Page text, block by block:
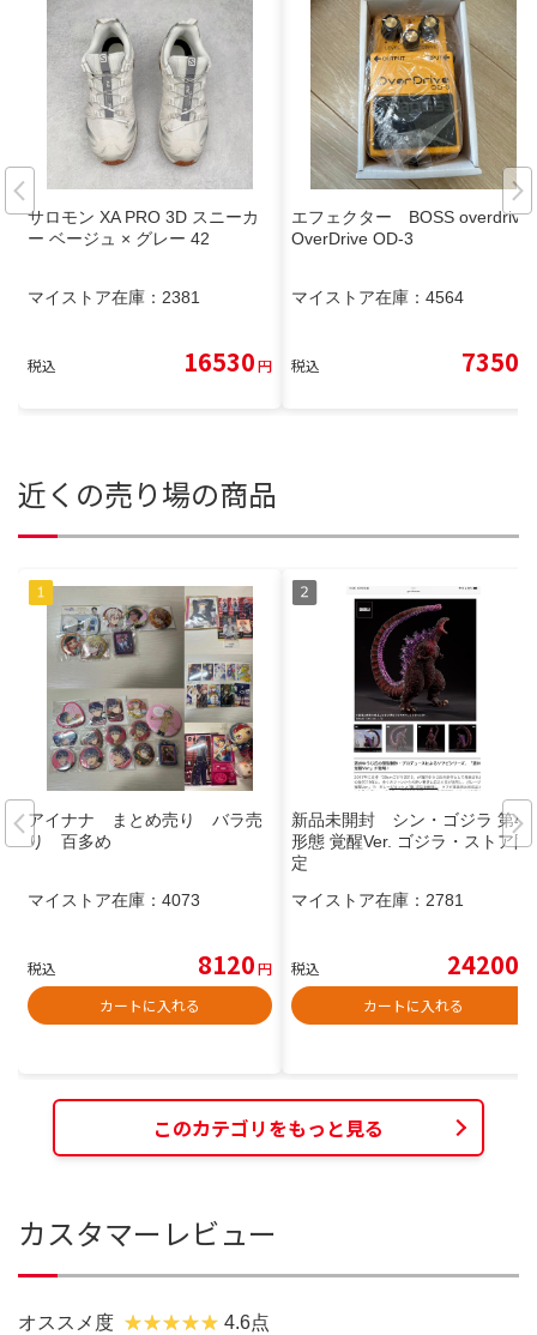
サロモン XA PRO 3D スニーカ
ー ベージュ × グレー 42
マイストア在庫： 2381
税込 16530円
エフェクター BOSS overdrive
OverDrive OD-3
マイストア在庫： 4564
税込 7350
近くの売り場の商品
アイナナ まとめ売り バラ売
り 百多め
マイストア在庫： 4073
税込 8120円
カートに入れる
新品未開封 シン・ゴジラ 第4
形態 覚醒Ver. ゴジラ・ストア限
定
マイストア在庫： 2781
税込 24200
カートに入れる
このカテゴリをもっと見る
カスタマーレビュー
オススメ度 4.6点